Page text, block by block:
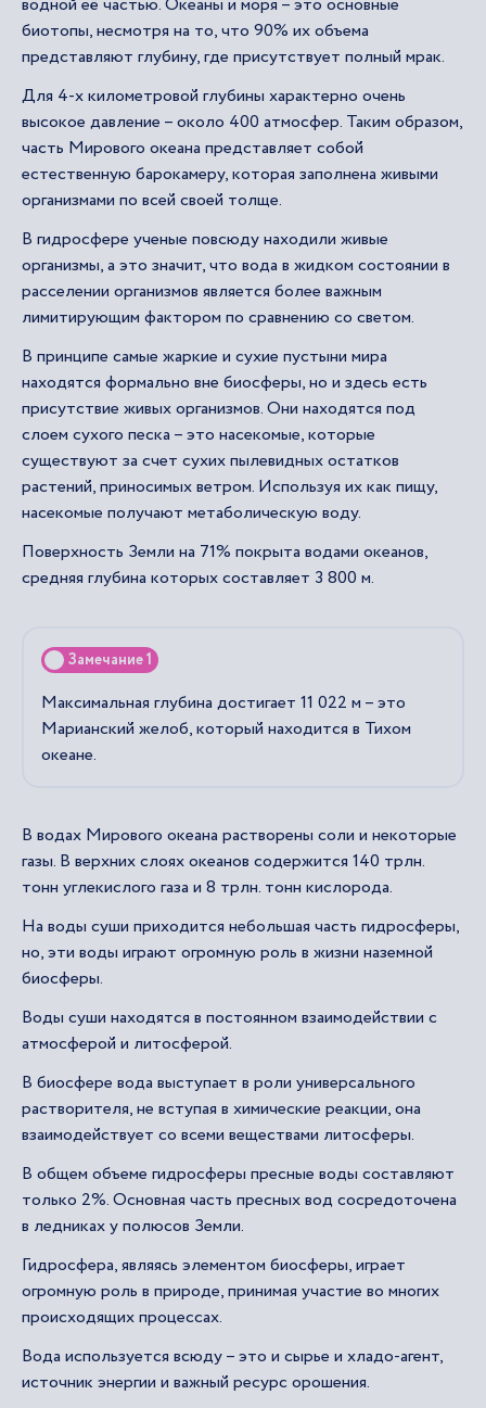
биотопы, несмотря на то, что 90% их объема
представляют глубину, где присутствует полный мрак.
Для 4-х километровой глубины характерно очень
высокое давление – около 400 атмосфер. Таким образом,
часть Мирового океана представляет собой
естественную барокамеру, которая заполнена живыми
организмами по всей своей толще.
В гидросфере ученые повсюду находили живые
организмы, а это значит, что вода в жидком состоянии в
расселении организмов является более важным
лимитирующим фактором по сравнению со светом.
В принципе самые жаркие и сухие пустыни мира
находятся формально вне биосферы, но и здесь есть
присутствие живых организмов. Они находятся под
слоем сухого песка – это насекомые, которые
существуют за счет сухих пылевидных остатков
растений, приносимых ветром. Используя их как пищу,
насекомые получают метаболическую воду.
Поверхность Земли на 71% покрыта водами океанов,
средняя глубина которых составляет 3 800 м.
Замечание 1
Максимальная глубина достигает 11 022 м – это
Марианский желоб, который находится в Тихом
океане.
В водах Мирового океана растворены соли и некоторые
газы. В верхних слоях океанов содержится 140 трлн.
тонн углекислого газа и 8 трлн. тонн кислорода.
На воды суши приходится небольшая часть гидросферы,
но, эти воды играют огромную роль в жизни наземной
биосферы.
Воды суши находятся в постоянном взаимодействии с
атмосферой и литосферой.
В биосфере вода выступает в роли универсального
растворителя, не вступая в химические реакции, она
взаимодействует со всеми веществами литосферы.
В общем объеме гидросферы пресные воды составляют
только 2%. Основная часть пресных вод сосредоточена
в ледниках у полюсов Земли.
Гидросфера, являясь элементом биосферы, играет
огромную роль в природе, принимая участие во многих
происходящих процессах.
Вода используется всюду – это и сырье и хладо-агент,
источник энергии и важный ресурс орошения.